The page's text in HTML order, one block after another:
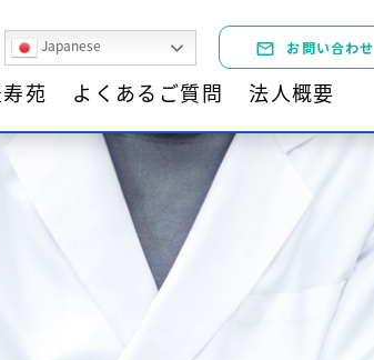
Japanese mail_outline お問い合わせ
苑 よくあるご質問 法人概要
よくあるご質問 法人概要 mail_outline お問い合わせ